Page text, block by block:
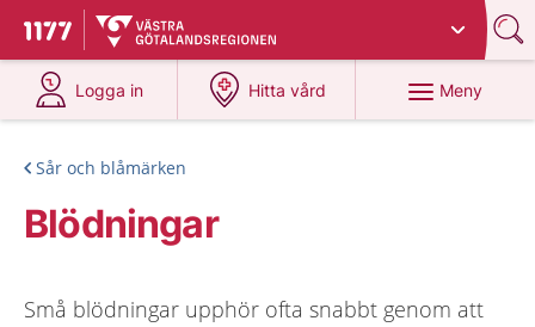
Till startsidan för 1177
Du har valt region
Logga in
på 1177.se
Hitta vård
på 1177.se
Meny
Sår och blåmärken
Blödningar
Små blödningar upphör ofta snabbt genom att